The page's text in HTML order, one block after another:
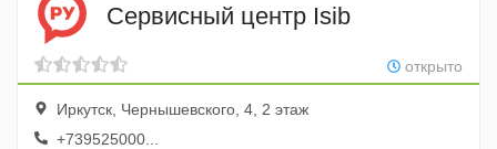
Сервисный центр Isib
открыто
Иркутск, Чернышевского, 4, 2 этаж
+739525000...